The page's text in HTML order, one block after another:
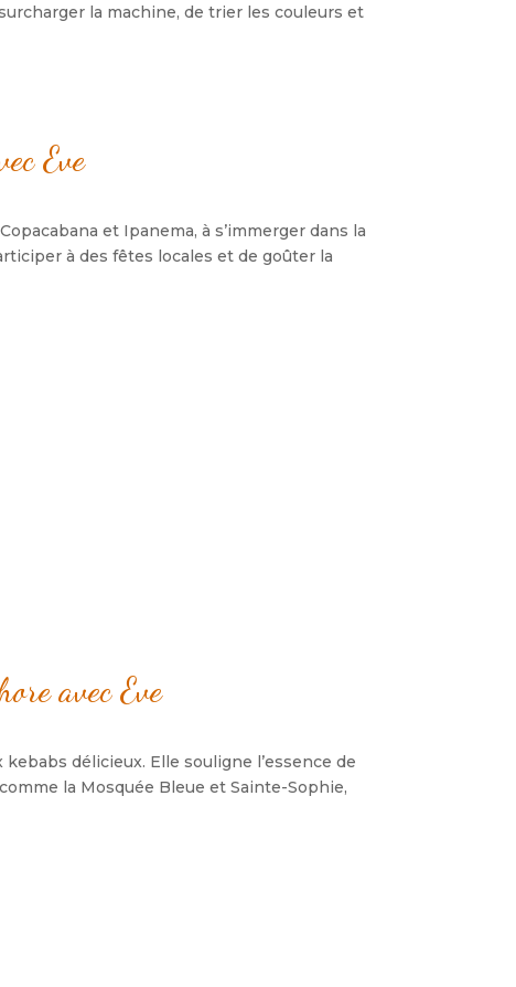
la machine, de trier les couleurs et
Eve
et Ipanema, à s’immerger dans la
à des fêtes locales et de goûter la
avec Eve
délicieux. Elle souligne l’essence de
la Mosquée Bleue et Sainte-Sophie,